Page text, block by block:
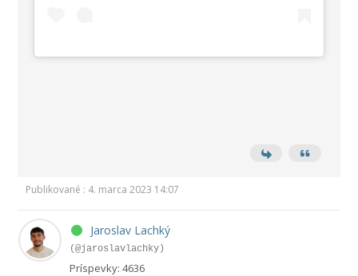
Publikované : 4. marca 2023 14:07
Jaroslav Lachký
(@jaroslavlachky)
Príspevky: 4636